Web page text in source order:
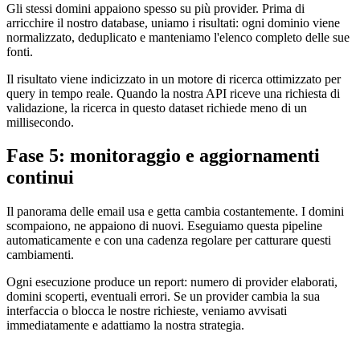
Gli stessi domini appaiono spesso su più provider. Prima di
arricchire il nostro database, uniamo i risultati: ogni dominio viene
normalizzato, deduplicato e manteniamo l'elenco completo delle sue
fonti.
Il risultato viene indicizzato in un motore di ricerca ottimizzato per
query in tempo reale. Quando la nostra API riceve una richiesta di
validazione, la ricerca in questo dataset richiede meno di un
millisecondo.
Fase 5: monitoraggio e aggiornamenti
continui
Il panorama delle email usa e getta cambia costantemente. I domini
scompaiono, ne appaiono di nuovi. Eseguiamo questa pipeline
automaticamente e con una cadenza regolare per catturare questi
cambiamenti.
Ogni esecuzione produce un report: numero di provider elaborati,
domini scoperti, eventuali errori. Se un provider cambia la sua
interfaccia o blocca le nostre richieste, veniamo avvisati
immediatamente e adattiamo la nostra strategia.